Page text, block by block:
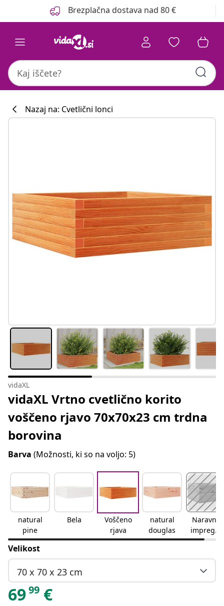
Brezplačna dostava nad 80 €
Nazaj na: Cvetlični lonci
vidaXL
vidaXL Vrtno cvetlično korito
voščeno rjavo 70x70x23 cm trdna
borovina
Barva (Možnosti, ki so na voljo: 5)
natural
pine
Bela
Voščeno
rjava
natural
douglas
Naravno
impregni
rano
Velikost
70 x 70 x 23 cm
6999 €